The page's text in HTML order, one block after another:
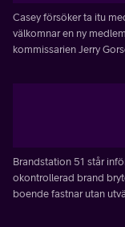
Casey försöker ta itu
välkomnar en ny
kommissarien Jerry
Brandstation 51 står
okontrollerad brand
boende fastnar utan